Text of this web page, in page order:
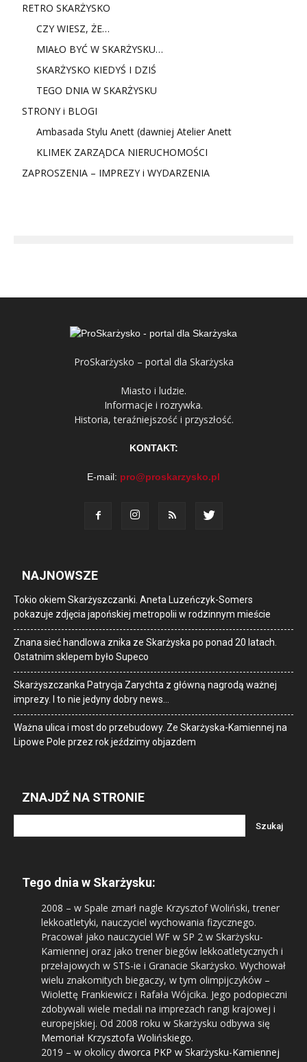
RETRO SKARŻYSKO
CZY WIESZ, ŻE…
MIAŁO BYĆ W SKARŻYSKU…
SKARŻYSKO KIEDYŚ I DZIŚ
TEGO DNIA W SKARŻYSKU
STRONY i BLOGI
Ambasada Stylu Anett (dawniej Atelier Anett
KLIMEK ZARZĄDCA NIERUCHOMOŚCI
ZAPROSZENIA – IMPREZY i WYDARZENIA
ProSkarżysko – portal dla Skarżyska
Miasto i ludzie.
Informacje i rozrywka.
Historia, teraźniejszość i przyszłość.
KONTAKT:
E-mail: pro@proskarzysko.pl
NAJNOWSZE
Tokio okiem Skarżyszczanki. Aneta Luzeńczyk-Somers
pokazuje zdjęcia japońskiej metropolii w rodzinnym mieście
Znana sieć handlowa znika ze Skarżyska po ponad 20 latach.
Ostatnim sklepem było Supeco
Skarżyszczanka Patrycja Zarychta z główną nagrodą ważnej
imprezy. I to nie jedyny dobry news…
Ważna ulica i most do przebudowy. Ze Skarżyska-Kamiennej na
Lipowe Pole przez rok jeździmy objazdem
ZNAJDŹ NA STRONIE
Tego dnia w Skarżysku:
2008 – w Spale zmarł nagle Krzysztof Woliński, trener
lekkoatletyki, nauczyciel wychowania fizycznego.
Pracował jako nauczyciel WF w SP 2 w Skarżysku-
Kamiennej oraz jako trener biegów lekkoatletycznych i
przełajowych w STS-ie i Granacie Skarżysko. Wychował
wielu znakomitych biegaczy, w tym olimpijczyków –
Wiolettę Frankiewicz i Rafała Wójcika. Jego podopieczni
zdobywali wiele medali na imprezach rangi krajowej i
europejskiej. Od 2008 roku w Skarżysku odbywa się
Memoriał Krzysztofa Wolińskiego.
2019 – w okolicy dworca PKP w Skarżysku-Kamiennej